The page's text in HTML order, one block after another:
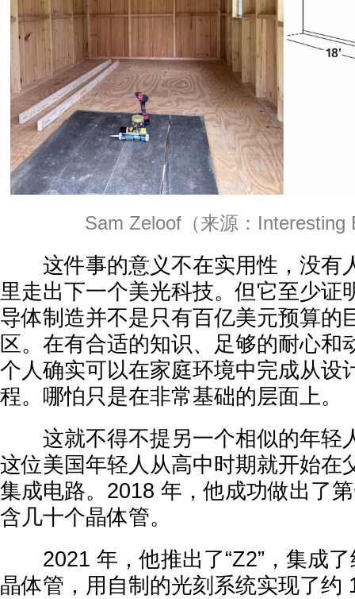
Sam Zeloof（来源：Interesting
这件事的意义不在实用性，没有
里走出下一个美光科技。但它至少证
导体制造并不是只有百亿美元预算的
区。在有合适的知识、足够的耐心和
个人确实可以在家庭环境中完成从设
程。哪怕只是在非常基础的层面上。
这就不得不提另一个相似的年轻
这位美国年轻人从高中时期就开始在
集成电路。2018 年，他成功做出了
含几十个晶体管。
2021 年，他推出了“Z2”，集成了
晶体管，用自制的光刻系统实现了约